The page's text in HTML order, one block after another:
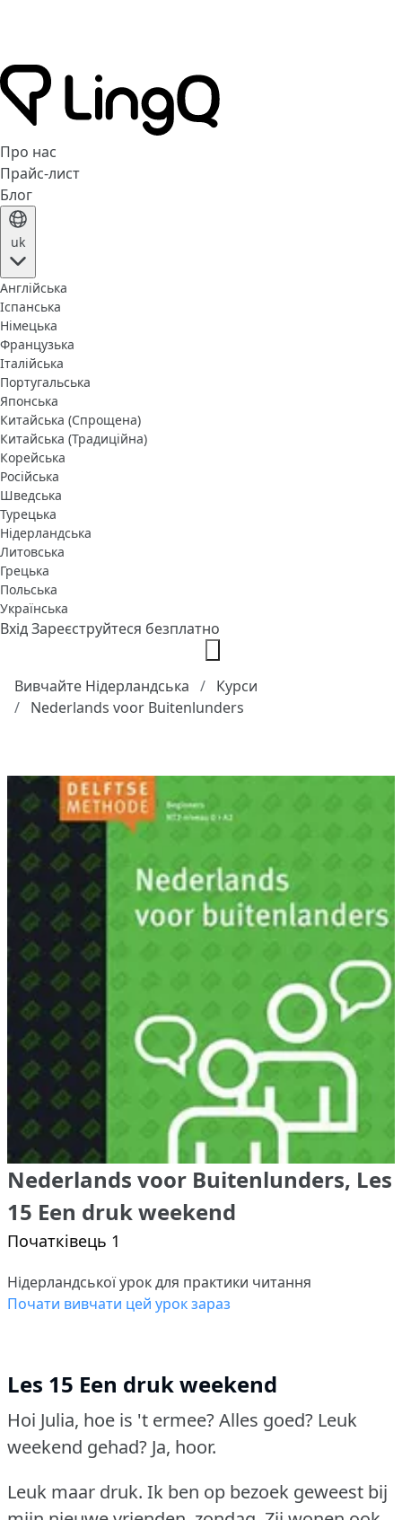
Про нас
Прайс-лист
Блог
uk
Англійська
Іспанська
Німецька
Французька
Італійська
Португальська
Японська
Китайська (Спрощена)
Китайська (Традиційна)
Корейська
Російська
Шведська
Турецька
Нідерландська
Литовська
Грецька
Польська
Українська
ВхідЗареєструйтеся безплатно
Вивчайте Нідерландська
Курси
Nederlands voor Buitenlunders
Nederlands voor Buitenlunders, Les
15 Een druk weekend
Початківець 1
Нідерландської урок для практики читання
Почати вивчати цей урок зараз
Les 15 Een druk weekend
Hoi Julia, hoe is 't ermee?Alles goed? Leuk
weekend gehad? Ja, hoor.
Leuk maar druk. Ik ben op bezoek geweest bij